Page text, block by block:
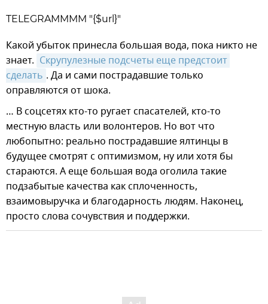
TELEGRAMMMM "{$url}"
Какой убыток принесла большая вода, пока никто не
знает. Скрупулезные подсчеты еще предстоит
сделать . Да и сами пострадавшие только
оправляются от шока.
… В соцсетях кто-то ругает спасателей, кто-то
местную власть или волонтеров. Но вот что
любопытно: реально пострадавшие ялтинцы в
будущее смотрят с оптимизмом, ну или хотя бы
стараются. А еще большая вода оголила такие
подзабытые качества как сплоченность,
взаимовыручка и благодарность людям. Наконец,
просто слова сочувствия и поддержки.